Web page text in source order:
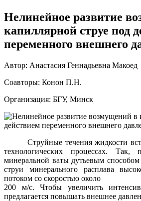
Нелинейное развитие
капиллярной струе под
переменного внешнего
Автор: Анастасия Геннадьевна Макоед
Соавторы: Конон П.Н.
Организация: БГУ, Минск
Струйные течения жидкости
технологических процессах. Так,
минеральной ваты дутьевым
струи минерального расплава
потоком со скоростью около
200 м/с. Чтобы увеличить
предлагается повышать внешнее